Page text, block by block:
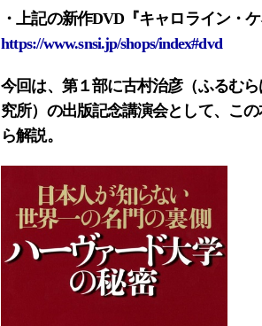
・上記の新作DVD 『キャロライン・
https://www.snsi.jp/shops/index#dvd
今回は、第１部に古村治彦（ふるむ
究所）の出版記念講演会として、こ
ら解説。